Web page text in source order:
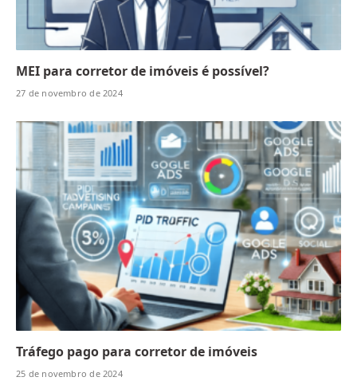
MEI para corretor de imóveis é possível?
27 de novembro de 2024
Tráfego pago para corretor de imóveis
25 de novembro de 2024